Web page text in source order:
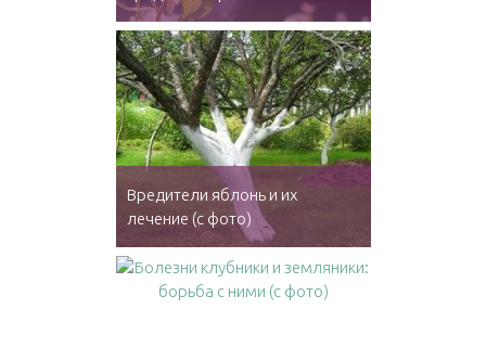
Вредители яблонь и их
лечение (с фото)